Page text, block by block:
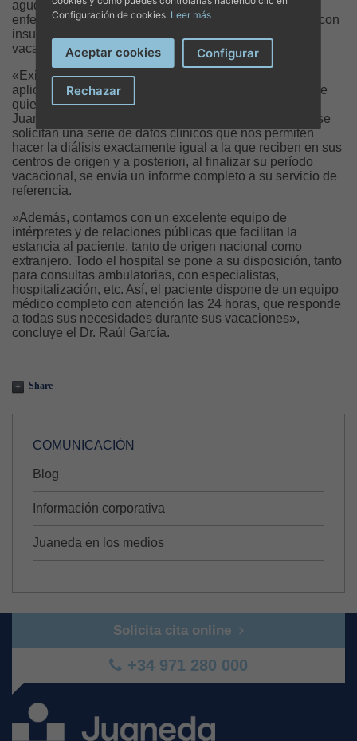
agudos como crónicos, sea la mejor opción para los
enfermos renales baleares, pero también para turistas con
insuficiencia renal y necesidad de diálisis durante sus
vacaciones.
«Existe un protocolo —explica el Dr. García— en
aplicación del cual, cuando los hospitales habituales de
quienes van a venir de vacaciones y se dializarán en
Juaneda Miramar se ponen en contacto con nosotros, se
solicitan una serie de datos clínicos que nos permiten
hacer la diálisis exactamente igual a la que reciben en sus
centros de origen y a posteriori, al finalizar su período
vacacional, se envía un informe completo a su servicio de
referencia.
»Además, contamos con un excelente equipo de
intérpretes y de relaciones públicas que facilitan la
estancia al paciente, tanto de origen nacional como
extranjero. Todo el hospital se pone a su disposición, tanto
para consultas ambulatorias, con especialistas,
hospitalización, etc. Así, el paciente dispone de un equipo
médico completo con atención las 24 horas, que responde
a todas sus necesidades durante sus vacaciones»,
concluye el Dr. Raúl García.
Share
COMUNICACIÓN
Blog
Información corporativa
Juaneda en los medios
Solicita cita online
+34 971 280 000
Configuración de cookies. Leer más
Aceptar cookies Configurar
Rechazar